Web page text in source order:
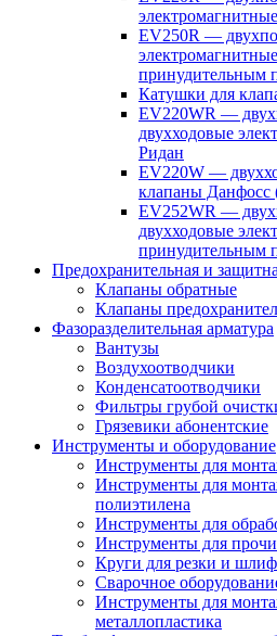
EV250R —
принудительным
Катушки для
EV220WR —
двухходовые
Ридан
EV220W —
клапаны Данфосс
EV252WR —
двухходовые
принудительным
Предохранительная и
Клапаны обратные
Клапаны
Фазоразделительная арматура
Вантузы
Воздухоотводчики
Конденсатоотводчики
Фильтры грубой
Грязевики абонентские
Инструменты и оборудование
Инструменты для
Инструменты для
полиэтилена
Инструменты для
Инструменты для
Круги для резки и
Сварочное
Инструменты для
металлопластика